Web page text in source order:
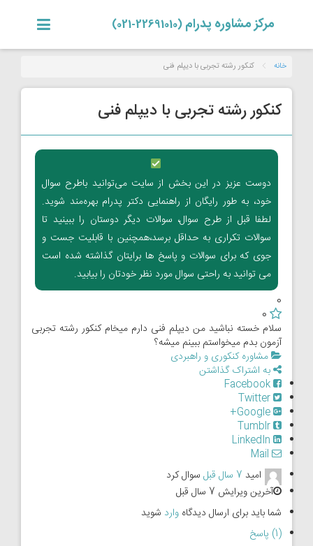
مرکز مشاوره پدرام (22691010-021)
خانه کنکور رشته تجربی با دیپلم فنی
کنکور رشته تجربی با دیپلم فنی
دوست عزیز در این بخش از سایت می‌توانید باطرح سوال
خود، به طور رایگان از راهنمایی دکتر پدرام بهره‌مند شوید.
لطفا قبل از طرح سوال، سوالات دیگر دوستان را ببینید تا
سوالات تکراری به حداقل برسد،همچنین با قابلیت جست و
جوی که برای سوالات و پاسخ ها برایتان گذاشته شده است
می توانید به راحتی سوال مورد نظر خودتان را بیابید.
0
0
سلام خسته نباشید من دیپلم فنی دارم میخام کنکور رشته تجربی
آزمون بدم میخواستم ببینم میشه؟
مشاوره کنکوری و راهبردی
به اشتراک گذاشتن
امید 7 سال قبل
سوال کرد
آخرین ویرایش 7 سال قبل
شما باید برای ارسال دیدگاه وارد شوید
(1) پاسخ